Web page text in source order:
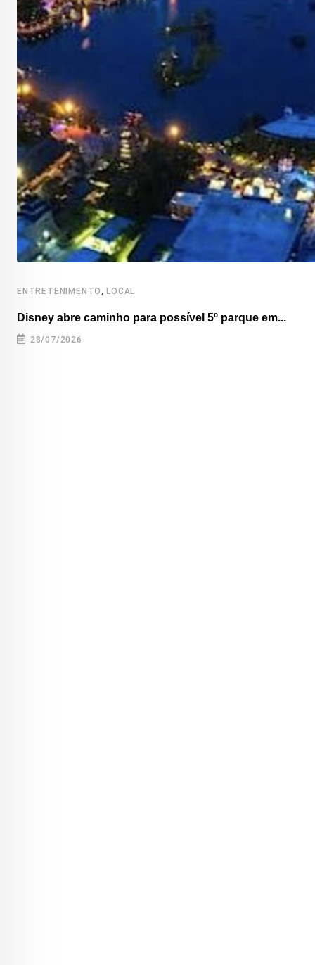
ENTRETENIMENTO ,LOCAL
Disney abre caminho para possível 5º parque em...
28/07/2026